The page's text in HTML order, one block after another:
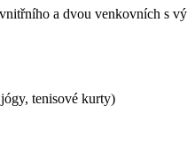
a dvou venkovních s
tenisové kurty)